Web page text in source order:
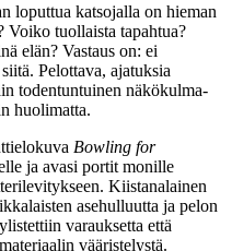
loputtua katsojalla on hieman
Voiko tuollaista tapahtua?
elän? Vastaus on: ei
Pelottava, ajatuksia
todentuntuinen näkökulma‑
huolimatta.
Bowling for
ja avasi portit monille
Kiistanalainen
asehulluutta ja pelon
varauksetta että
vääristelystä.